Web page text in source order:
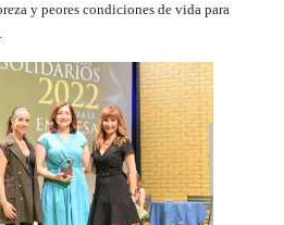
y peores condiciones de vida para